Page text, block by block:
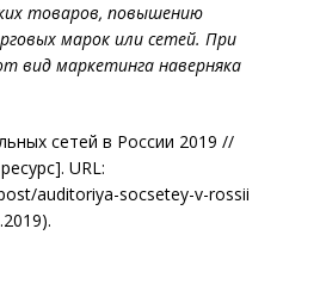
товаров, повышению
марок или сетей. При
вид маркетинга наверняка
сетей в России 2019 //
URL:
auditoriya-socsetey-v-rossii